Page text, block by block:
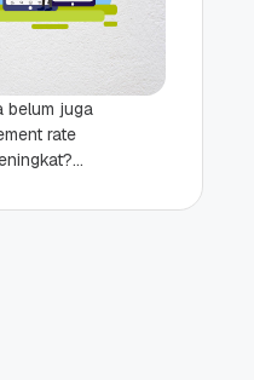
belum juga
rate
Instagram